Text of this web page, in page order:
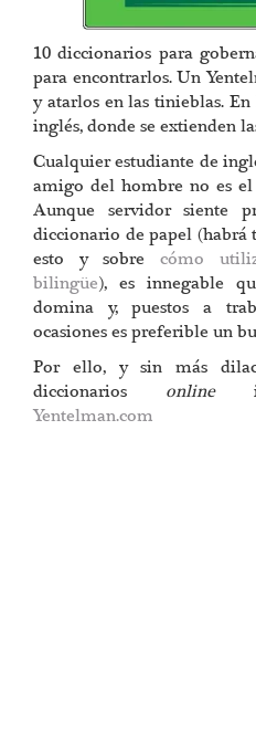
10 diccionarios para
para encontrarlos. Un
y atarlos en las tinieblas.
inglés, donde se extienden
Cualquier estudiante de
amigo del hombre no es
Aunque servidor siente
diccionario de papel (habrá
esto y sobrecómo
bilingüe), es innegable
domina y, puestos a
ocasiones es preferible un
Por ello, y sin más
diccionarios online
Yentelman.com